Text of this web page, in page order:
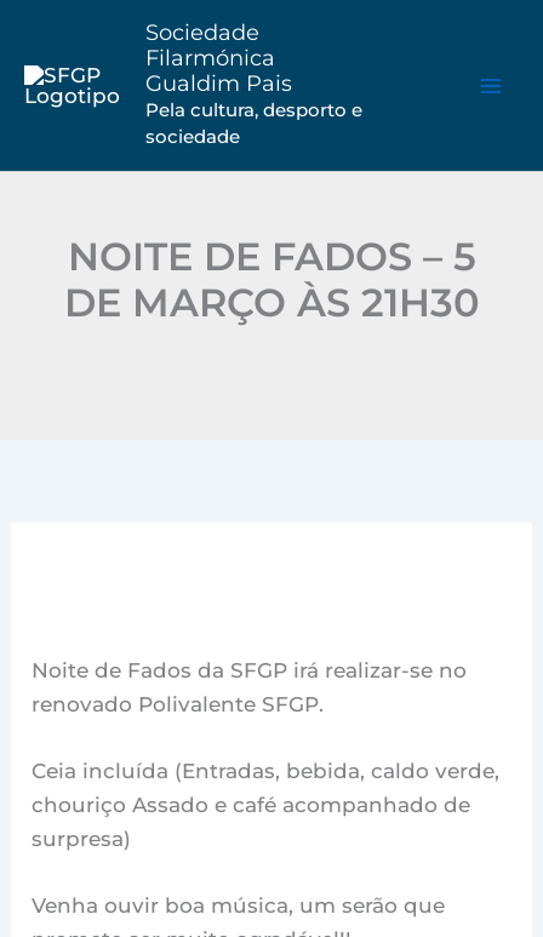
Sociedade
Filarmónica
Gualdim Pais
Pela cultura, desporto e
sociedade
NOITE DE FADOS – 5
DE MARÇO ÀS 21H30
Noite de Fados da SFGP irá realizar-se no
renovado Polivalente SFGP.
Ceia incluída (Entradas, bebida, caldo verde,
chouriço Assado e café acompanhado de
surpresa)
Venha ouvir boa música, um serão que